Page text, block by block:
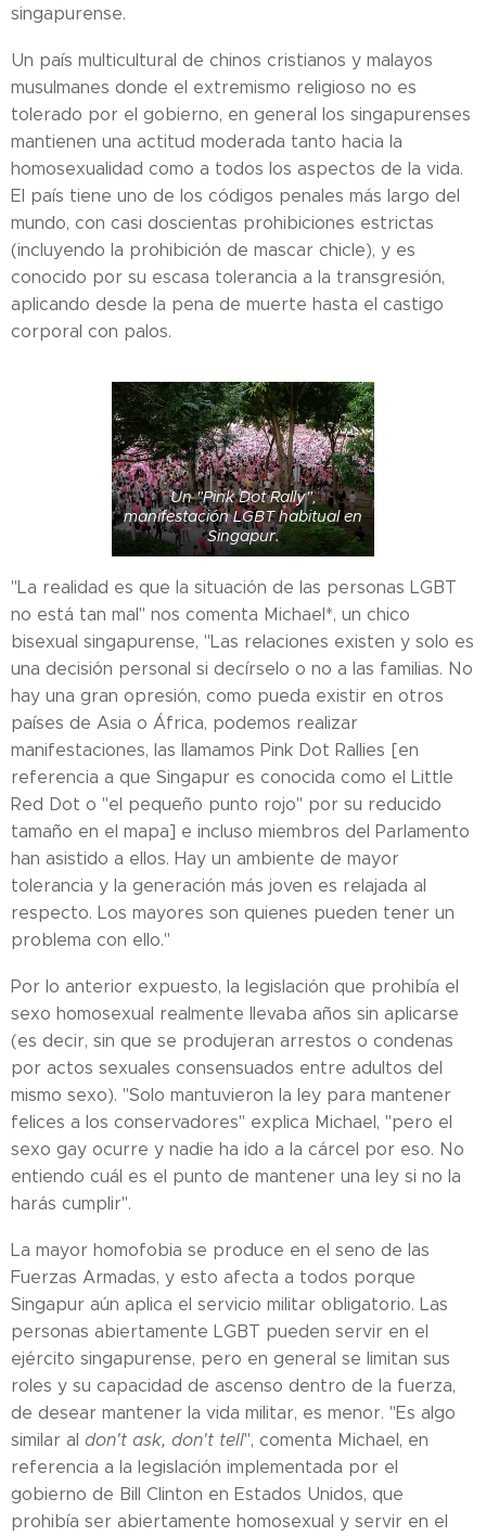
singapurense.
Un país multicultural de chinos cristianos y malayos
musulmanes donde el extremismo religioso no es
tolerado por el gobierno, en general los singapurenses
mantienen una actitud moderada tanto hacia la
homosexualidad como a todos los aspectos de la vida.
El país tiene uno de los códigos penales más largo del
mundo, con casi doscientas prohibiciones estrictas
(incluyendo la prohibición de mascar chicle), y es
conocido por su escasa tolerancia a la transgresión,
aplicando desde la pena de muerte hasta el castigo
corporal con palos.
Un "Pink Dot Rally",
manifestación LGBT habitual en
Singapur.
"La realidad es que la situación de las personas LGBT
no está tan mal" nos comenta Michael*, un chico
bisexual singapurense, "Las relaciones existen y solo es
una decisión personal si decírselo o no a las familias. No
hay una gran opresión, como pueda existir en otros
países de Asia o África, podemos realizar
manifestaciones, las llamamos Pink Dot Rallies [en
referencia a que Singapur es conocida como el Little
Red Dot o "el pequeño punto rojo" por su reducido
tamaño en el mapa] e incluso miembros del Parlamento
han asistido a ellos. Hay un ambiente de mayor
tolerancia y la generación más joven es relajada al
respecto. Los mayores son quienes pueden tener un
problema con ello."
Por lo anterior expuesto, la legislación que prohibía el
sexo homosexual realmente llevaba años sin aplicarse
(es decir, sin que se produjeran arrestos o condenas
por actos sexuales consensuados entre adultos del
mismo sexo). "Solo mantuvieron la ley para mantener
felices a los conservadores" explica Michael, "pero el
sexo gay ocurre y nadie ha ido a la cárcel por eso. No
entiendo cuál es el punto de mantener una ley si no la
harás cumplir".
La mayor homofobia se produce en el seno de las
Fuerzas Armadas, y esto afecta a todos porque
Singapur aún aplica el servicio militar obligatorio. Las
personas abiertamente LGBT pueden servir en el
ejército singapurense, pero en general se limitan sus
roles y su capacidad de ascenso dentro de la fuerza,
de desear mantener la vida militar, es menor. "Es algo
similar al don't ask, don't tell", comenta Michael, en
referencia a la legislación implementada por el
gobierno de Bill Clinton en Estados Unidos, que
prohibía ser abiertamente homosexual y servir en el